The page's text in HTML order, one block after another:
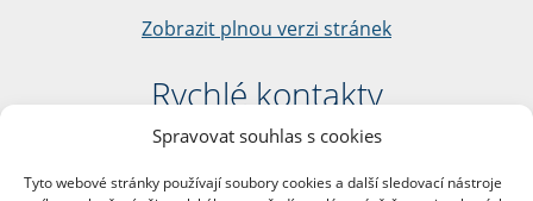
Spravovat souhlas s cookies
Tyto webové stránky používají soubory cookies a další sledovací nástroje
Zobrazit plnou verzi stránek
Rychlé kontakty
Filozofická fakulta
nám. Jana Palacha 1/2